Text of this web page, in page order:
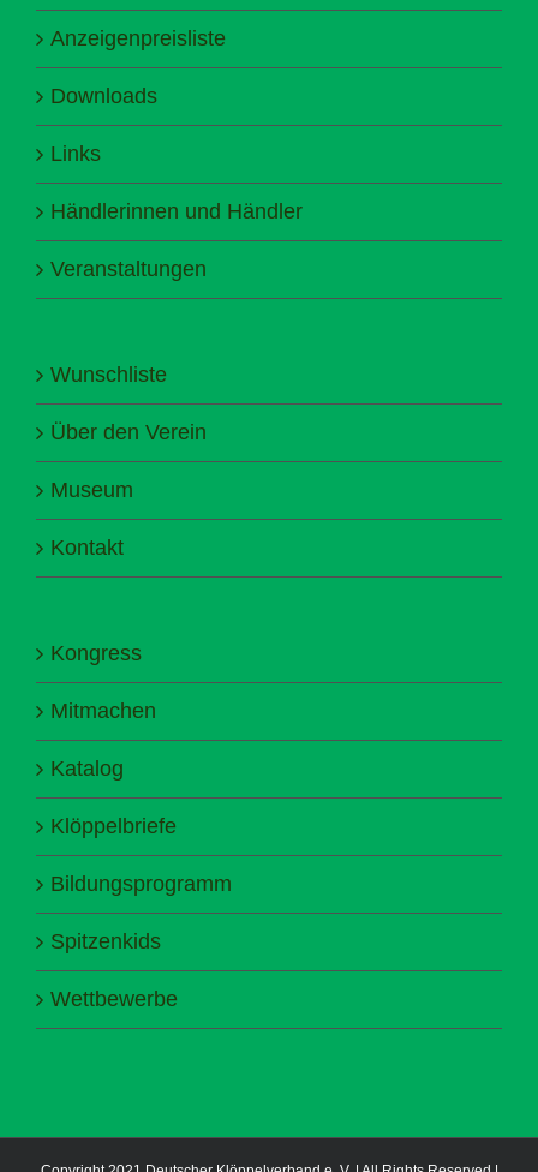
Anzeigenpreisliste
Downloads
Links
Händlerinnen und Händler
Veranstaltungen
Wunschliste
Über den Verein
Museum
Kontakt
Kongress
Mitmachen
Katalog
Klöppelbriefe
Bildungsprogramm
Spitzenkids
Wettbewerbe